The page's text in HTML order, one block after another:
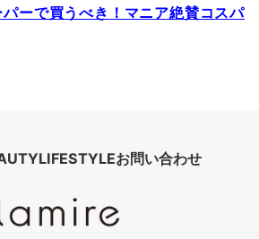
パーで買うべき！マニア絶賛コスパ
LIFESTYLEお問い合わせ